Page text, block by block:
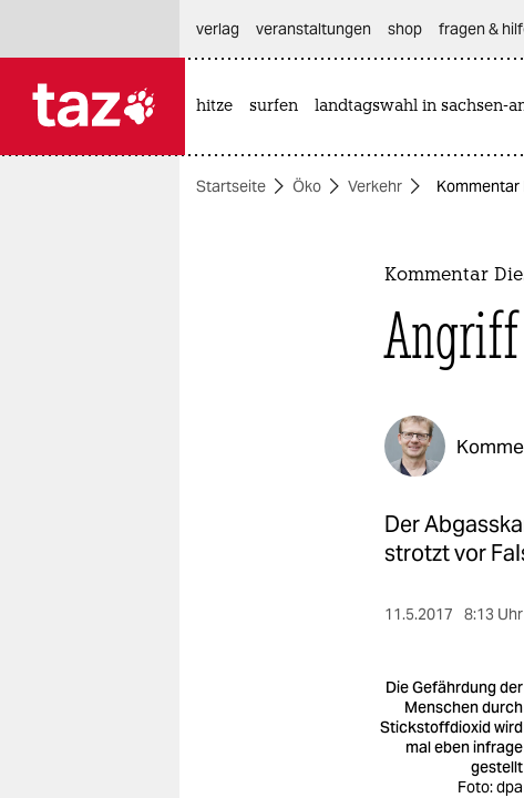
themen
verlag
veranstaltungen shop fragen &
hitze surfen landtagswahl in sachsen-
Startseite Öko Verkehr
Kommentar
Der
strotzt vor
11.5.2017 8:13 Uhr
Die Gefährdung der
Menschen durch
Stickstoffdioxid wird
mal eben infrage
gestellt
Foto: dpa